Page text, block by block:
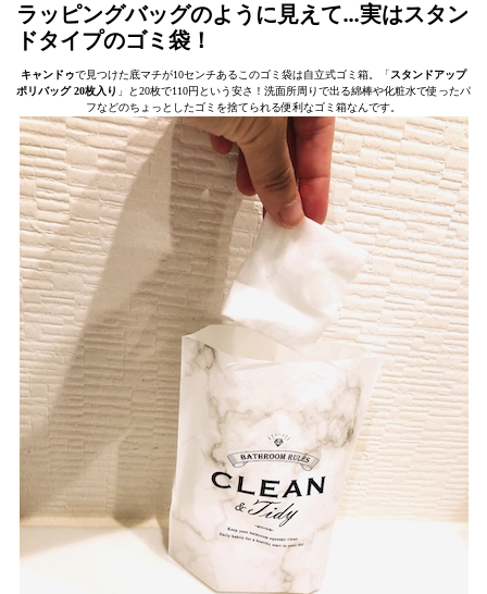
ラッピングバッグのように見えて…実はスタン
ドタイプのゴミ袋！
キャンドゥで見つけた底マチが10センチあるこのゴミ袋は自立式ゴミ箱。「スタンドアップ
ポリバッグ 20枚入り 」と20枚で110円という安さ！洗面所周りで出る綿棒や化粧水で使ったパ
フなどのちょっとしたゴミを捨てられる便利なゴミ箱なんです。